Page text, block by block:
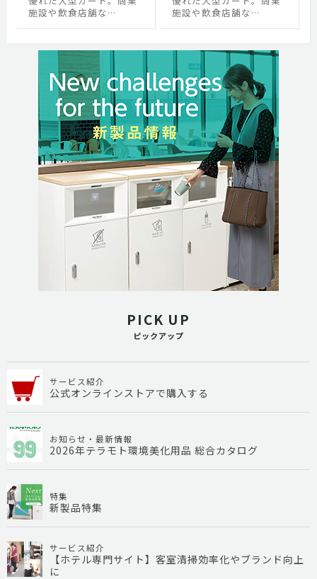
施設や飲食店舗な…
施設や飲食店舗な…
PICK UP
ピックアップ
サービス紹介
公式オンラインストアで購入する
お知らせ・最新情報
2026年テラモト環境美化用品 総合カタログ
特集
新製品特集
サービス紹介
【ホテル専門サイト】客室清掃効率化やブランド向上
に